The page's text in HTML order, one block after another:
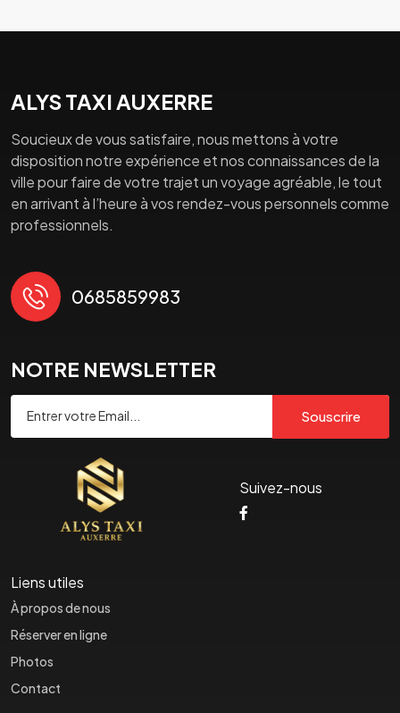
ALYS TAXI AUXERRE
Soucieux de vous satisfaire, nous mettons à votre
disposition notre expérience et nos connaissances de la
ville pour faire de votre trajet un voyage agréable, le tout
en arrivant à l’heure à vos rendez-vous personnels comme
professionnels.
0685859983
NOTRE NEWSLETTER
Souscrire
Suivez-nous
Liens utiles
À propos de nous
Réserver en ligne
Photos
Contact